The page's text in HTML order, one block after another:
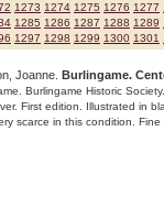
1273 1274 1275 1276 1277
1285 1286 1287 1288 1289
1297 1298 1299 1300 1301
Joanne. Burlingame.
Burlingame Historic
First edition. Illustrated in
scarce in this condition.